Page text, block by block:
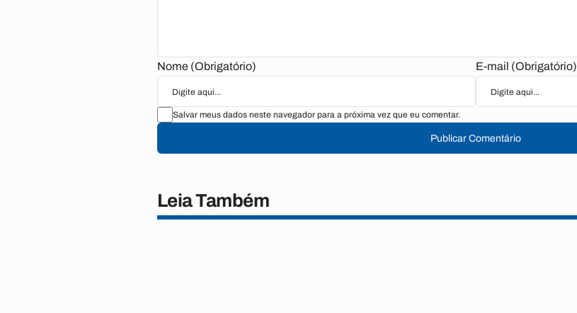
Nome (Obrigatório) E-mail (Obrigatório)
Salvar meus dados neste navegador para a próxima vez que eu comentar.
Publicar Comentário
Leia Também